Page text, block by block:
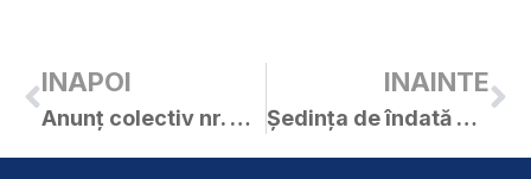
INAPOI
Anunț colectiv nr. 812 / 15.01.2019
INAINTE
Ședința de îndată a C.L. Curtici din 23.01.2019